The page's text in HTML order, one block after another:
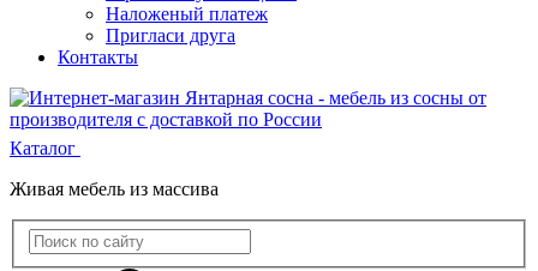
Наложеный платеж
Пригласи друга
Контакты
Каталог
Живая мебель из массива